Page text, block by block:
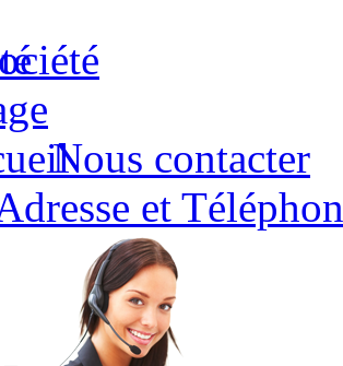
Nous contacter
et